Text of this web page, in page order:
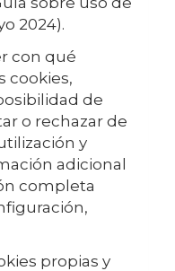
2024).
con qué
cookies,
de
o rechazar de
y
adicional
completa
propias y